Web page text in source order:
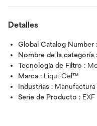
Detalles
Global Catalog Number :
Nombre de la categoría :
Tecnología de Filtro :
Marca : Liqui-Cel™
Industrias : Manufactura
Serie de Producto : EXF